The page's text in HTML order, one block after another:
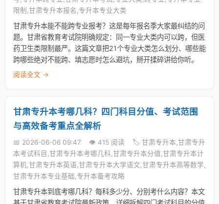
限制,甘肃专升本报名,专升本专业大类
甘肃专升本能不能跨专业报考？这是每年报名季大家最纠结的问
题。甘肃省教育考试院明确规定：同一专业大类内可以跨，但医
药卫生类限制最严。这篇文章把21个专业大类怎么划分、哪些能
跨哪些绝对不能跨、填志愿时怎么避坑，掰开揉碎讲给你听。
阅读全文 →
甘肃专升本考哪几科？四门科目分值、考试范围
与高效备考重点全解析
📅 2026-06-06 09:47 👁️ 415 阅读
🏷️ 甘肃专升本,甘肃专升
本考试科目,甘肃专升本考哪几科,甘肃专升本分值,甘肃专升本计
算机,甘肃专升本英语,甘肃专升本大学语文,甘肃专升本高等数学,
甘肃专升本专业基础,专升本备考攻略
甘肃专升本到底考哪几科？每科多少分、分别考什么内容？本文